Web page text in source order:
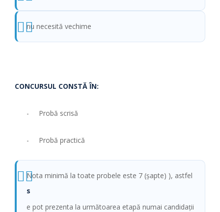
nu necesită vechime
CONCURSUL CONSTĂ ÎN:
- Probă scrisă
- Probă practică
Nota minimă la toate probele este 7 (şapte) ), astfel
s
e pot prezenta la următoarea etapă numai candidaţii